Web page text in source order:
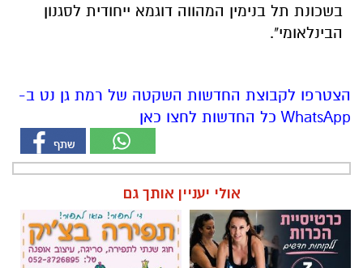
בשכונת תל בנימין המהווה דוגמא ייחודית לסגנון
הבינלאומי".
הצטרפו לקבוצת החדשות השקטה של רמת גן נט ב-
WhatsApp כל החדשות לחצו כאן
אולי יעניין אותך גם